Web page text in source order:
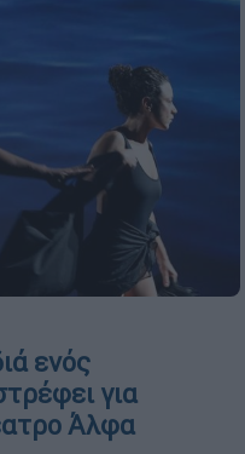
ενός
για
Άλφα